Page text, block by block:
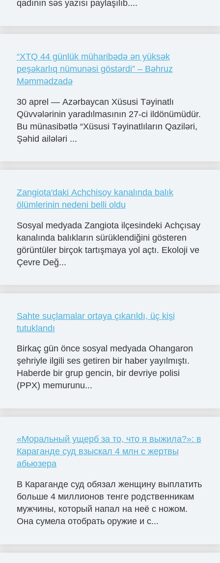
qadının səs yazısı paylaşılıb....
“XTQ 44 günlük müharibədə ən yüksək
peşəkarlıq nümunəsi göstərdi” – Bəhruz
Məmmədzadə
30 aprel — Azərbaycan Xüsusi Təyinatlı
Qüvvələrinin yaradılmasının 27-ci ildönümüdür.
Bu münasibətlə “Xüsusi Təyinatlıların Qaziləri,
Şəhid ailələri ...
Zangiota'daki Achchisoy kanalında balık
ölümlerinin nedeni belli oldu
Sosyal medyada Zangiota ilçesindeki Achçısay
kanalında balıkların sürüklendiğini gösteren
görüntüler birçok tartışmaya yol açtı. Ekoloji ve
Çevre Değ...
Sahte suçlamalar ortaya çıkarıldı, üç kişi
tutuklandı
Birkaç gün önce sosyal medyada Ohangaron
şehriyle ilgili ses getiren bir haber yayılmıştı.
Haberde bir grup gencin, bir devriye polisi
(PPX) memurunu...
«Моральный ущерб за то, что я выжила?»: в
Караганде суд взыскал 4 млн с жертвы
абьюзера
В Караганде суд обязал женщину выплатить
больше 4 миллионов тенге родственникам
мужчины, который напал на неё с ножом.
Она сумела отобрать оружие и с...